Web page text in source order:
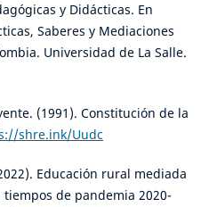
y Didácticas. En
Saberes y Mediaciones
Universidad de La Salle.
(1991). Constitución de la
shre.ink/Uudc
Educación rural mediada
de pandemia 2020-